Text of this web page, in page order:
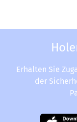
Erhalten Sie
der